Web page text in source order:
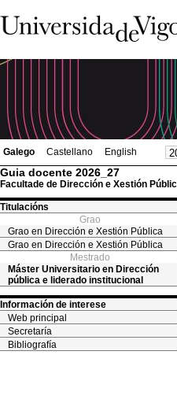
Galego Castellano English
Guia docente 2026_27
Facultade de Dirección e Xestión
Titulacións
Grao
Grao en Dirección e Xestión Pública
Grao en Dirección e Xestión Pública
Mestrado
Máster Universitario en Dirección
pública e liderado institucional
Información de interese
Web principal
Secretaría
Bibliografía